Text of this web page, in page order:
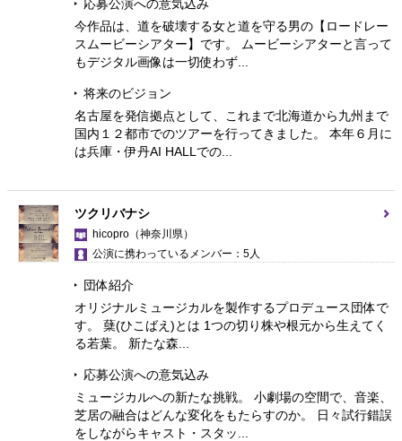
応募公演への意気込み
今作品は、道を破壊する女と道を守る男の【ロードレー
スムービーシアター】です。 ムービーシアターと言って
もデジタル画像は一切使わず...
将来のビジョン
名古屋を発信拠点として、これまで北海道から九州まで
国内１２都市でのツアーを行ってきました。 本年６月に
は兵庫・伊丹AI HALLでの...
ツクリバナシ
hicopro （神奈川県）
公演に携わっているメンバー：5人
団体紹介
オリジナルミュージカルを製作するプロデュース団体で
す。 蘖(ひこばえ)とは 1つの切り株や根元から生えてく
る若葉。 新たな森...
応募公演への意気込み
ミュージカルへの新たな挑戦。 小劇場の空間で、音楽、
芝居の融合はどんな変化をもたらすのか。 日々試行錯誤
をしながらキャスト・スタッ...